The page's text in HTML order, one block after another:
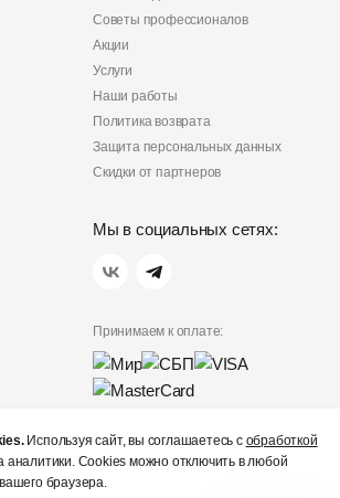
Советы профессионалов
Акции
Услуги
Наши работы
Политика возврата
Защита персональных данных
Скидки от партнеров
Мы в социальных сетях:
Принимаем к оплате:
Политика
конфиденциальности
Используя сайт, вы соглашаетесь с обработкой
аналитики. Cookies можно отключить в любой
браузера.